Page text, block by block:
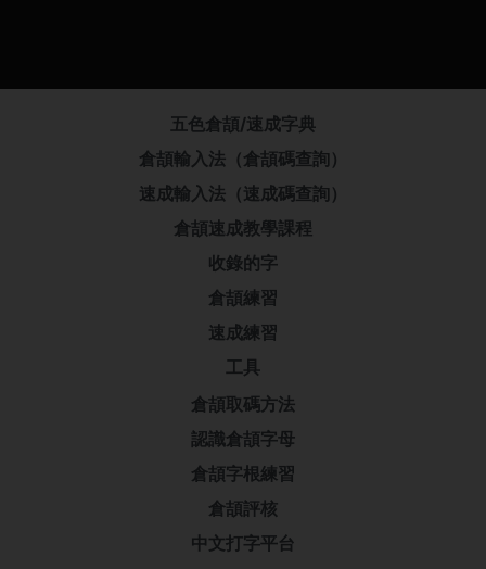
五色倉頡/速成字典
倉頡輸入法（倉頡碼查詢）
速成輸入法（速成碼查詢）
倉頡速成教學課程
收錄的字
倉頡練習
速成練習
工具
倉頡取碼方法
認識倉頡字母
倉頡字根練習
倉頡評核
中文打字平台